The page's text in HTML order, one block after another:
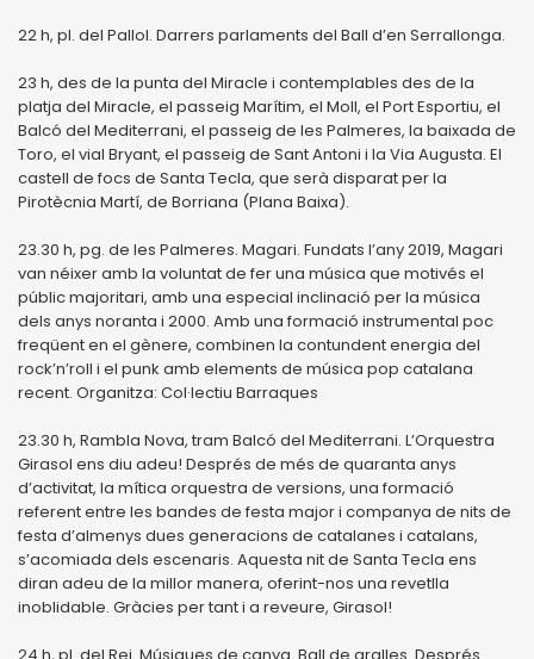
22 h, pl. del Pallol. Darrers parlaments del Ball d’en Serrallonga.
23 h, des de la punta del Miracle i contemplables des de la
platja del Miracle, el passeig Marítim, el Moll, el Port Esportiu, el
Balcó del Mediterrani, el passeig de les Palmeres, la baixada de
Toro, el vial Bryant, el passeig de Sant Antoni i la Via Augusta. El
castell de focs de Santa Tecla, que serà disparat per la
Pirotècnia Martí, de Borriana (Plana Baixa).
23.30 h, pg. de les Palmeres. Magari. Fundats l’any 2019, Magari
van néixer amb la voluntat de fer una música que motivés el
públic majoritari, amb una especial inclinació per la música
dels anys noranta i 2000. Amb una formació instrumental poc
freqüent en el gènere, combinen la contundent energia del
rock’n’roll i el punk amb elements de música pop catalana
recent. Organitza: Col·lectiu Barraques
23.30 h, Rambla Nova, tram Balcó del Mediterrani. L’Orquestra
Girasol ens diu adeu! Després de més de quaranta anys
d’activitat, la mítica orquestra de versions, una formació
referent entre les bandes de festa major i companya de nits de
festa d’almenys dues generacions de catalanes i catalans,
s’acomiada dels escenaris. Aquesta nit de Santa Tecla ens
diran adeu de la millor manera, oferint-nos una revetlla
inoblidable. Gràcies per tant i a reveure, Girasol!
24 h, pl. del Rei. Músiques de canya. Ball de gralles. Després